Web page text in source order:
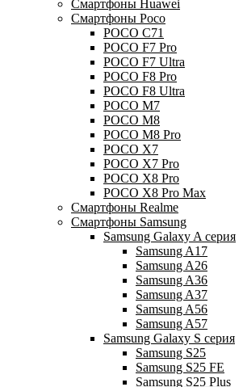
Смартфоны Huawei
Смартфоны Poco
POCO C71
POCO F7 Pro
POCO F7 Ultra
POCO F8 Pro
POCO F8 Ultra
POCO M7
POCO M8
POCO M8 Pro
POCO X7
POCO X7 Pro
POCO X8 Pro
POCO X8 Pro Max
Смартфоны Realme
Смартфоны Samsung
Samsung Galaxy A серия
Samsung A17
Samsung A26
Samsung A36
Samsung A37
Samsung A56
Samsung A57
Samsung Galaxy S серия
Samsung S25
Samsung S25 FE
Samsung S25 Plus